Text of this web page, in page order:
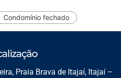
Condomínio fechado
Praia Brava de Itajaí, Itajaí –